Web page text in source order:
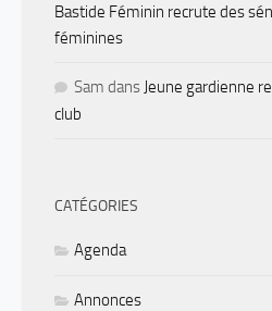
Bastide Féminin recrute des
féminines
Sam dans Jeune gardienne
club
CATÉGORIES
Agenda
Annonces